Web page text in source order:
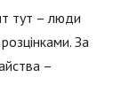
тут – люди
За
–